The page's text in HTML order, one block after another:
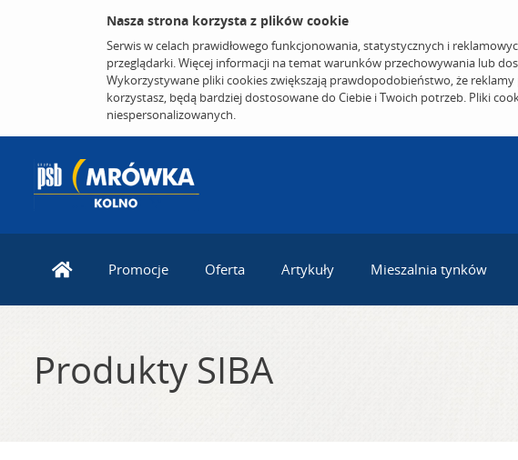
Nasza strona korzysta z plików cookie
Serwis w celach prawidłowego funkcjonowania, statystycznych i
przeglądarki. Więcej informacji na temat warunków przechowywania lub
Wykorzystywane pliki cookies zwiększają prawdopodobieństwo, że
korzystasz, będą bardziej dostosowane do Ciebie i Twoich potrzeb. Pliki
niespersonalizowanych.
Promocje Oferta Artykuły Mieszalnia tynków
Produkty SIBA